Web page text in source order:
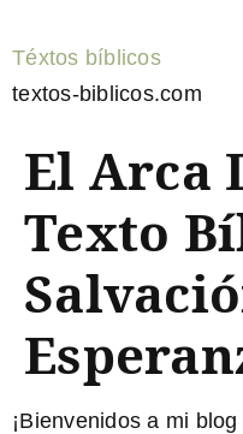
Téxtos bíblicos
textos-biblicos.com
El Arca
Texto
¡Bienvenidos a mi